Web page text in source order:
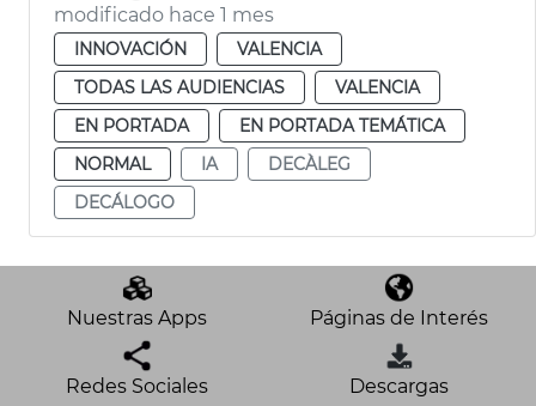
modificado hace 1 mes
INNOVACIÓN
VALENCIA
TODAS LAS AUDIENCIAS
VALENCIA
EN PORTADA
EN PORTADA TEMÁTICA
NORMAL
IA
DECÀLEG
DECÁLOGO
Nuestras Apps Páginas de Interés
Redes Sociales Descargas